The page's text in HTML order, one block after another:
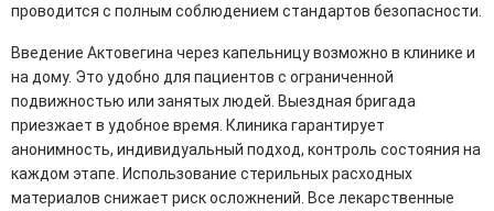
проводится с полным соблюдением стандартов безопасности.
Введение Актовегина через капельницу возможно в клинике и
на дому. Это удобно для пациентов с ограниченной
подвижностью или занятых людей. Выездная бригада
приезжает в удобное время. Клиника гарантирует
анонимность, индивидуальный подход, контроль состояния на
каждом этапе. Использование стерильных расходных
материалов снижает риск осложнений. Все лекарственные